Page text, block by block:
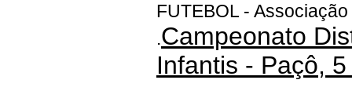
FUTEBOL -
.Campeonato
Infantis - Paçô,